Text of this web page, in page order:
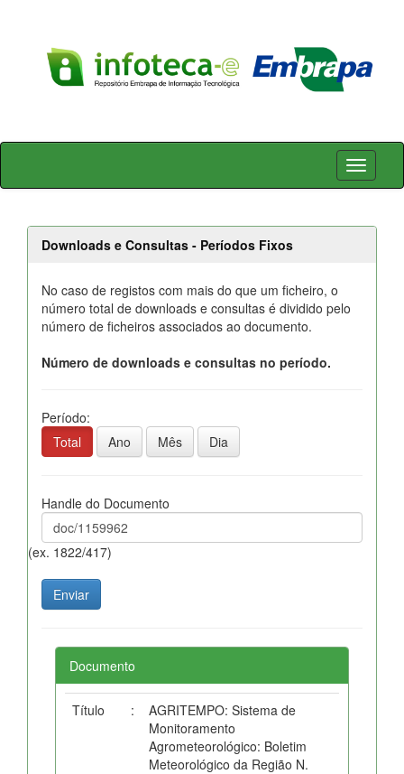
Skip
Downloads e Consultas - Períodos Fixos
No caso de registos com mais do que um ficheiro, o
número total de downloads e consultas é dividido pelo
número de ficheiros associados ao documento.
Número de downloads e consultas no período.
Período:
Total
Ano Mês Dia
Handle do Documento
(ex. 1822/417)
Documento
Título :
AGRITEMPO: Sistema de
Monitoramento
Agrometeorológico: Boletim
Meteorológico da Região N.